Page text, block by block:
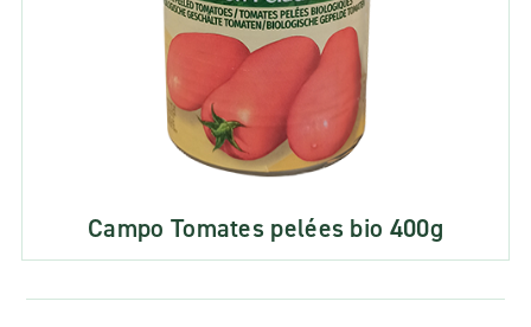
Campo Tomates pelées bio 400g